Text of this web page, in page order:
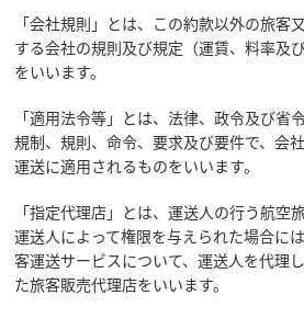
「会社規則」とは、この約款以外の旅客
する会社の規則及び規定（運賃、料率及
をいいます。
「適用法令等」とは、法律、政令及び省
規制、規則、命令、要求及び要件で、会
運送に適用されるものをいいます。
「指定代理店」とは、運送人の行う航空
運送人によって権限を与えられた場合に
客運送サービスについて、運送人を代理
た旅客販売代理店をいいます。